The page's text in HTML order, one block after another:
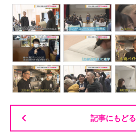
記事にもどる